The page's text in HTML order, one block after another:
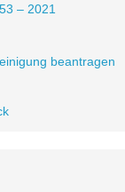
– 2021
beantragen